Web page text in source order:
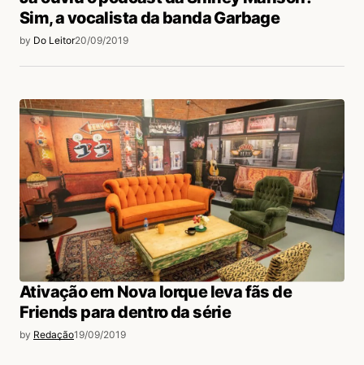
Sim, a vocalista da banda Garbage
by Do Leitor20/09/2019
Ativação em Nova Iorque leva fãs de
Friends para dentro da série
by Redação19/09/2019